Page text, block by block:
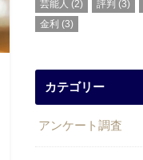
芸能人 (2) 評判 (3)
金利 (3)
カテゴリー
アンケート調査